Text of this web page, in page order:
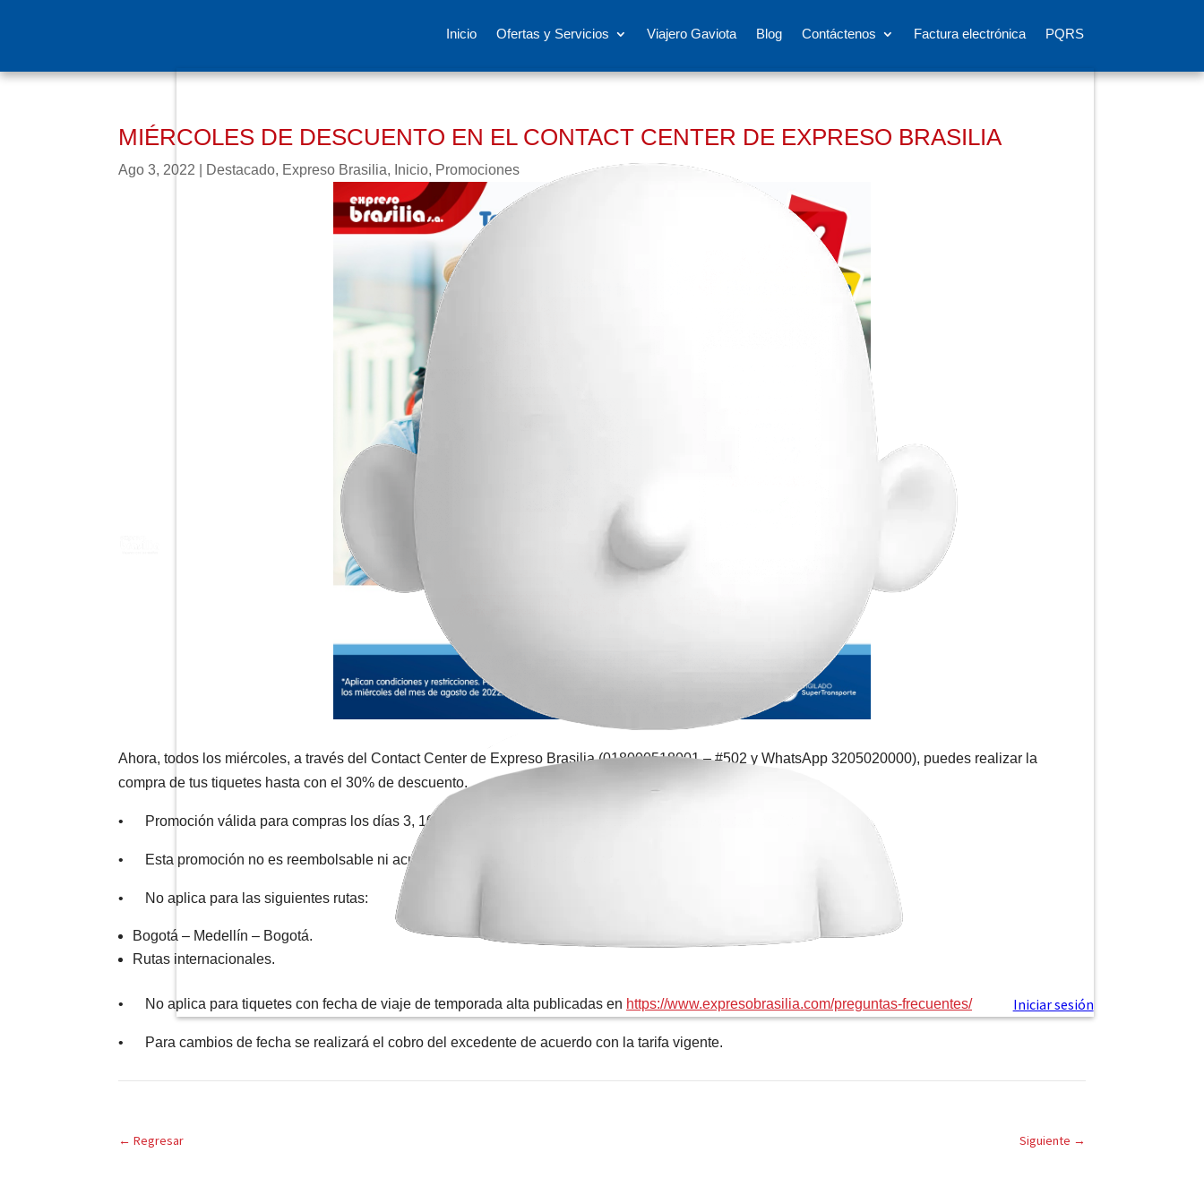
Inicio Ofertas y Servicios Viajero Gaviota Blog Contáctenos Factura electrónica PQRS
MIÉRCOLES DE DESCUENTO EN EL CONTACT CENTER DE EXPRESO BRASILIA
Ago 3, 2022 Destacado, Expreso Brasilia, Inicio, Promociones
Ahora, todos los miércoles, a través del Contact Center de Expreso Brasilia (018000518001 – #502 y WhatsApp 3205020000), puedes realizar la
compra de tus tiquetes hasta con el 30% de descuento.
• Promoción válida para compras los días 3, 10, 17, 24, 31 de Agosto, 7, 14,21 y 28 de septiembre de 2022
• Esta promoción no es reembolsable ni acumulable con otras promociones.
• No aplica para las siguientes rutas:
Bogotá – Medellín – Bogotá.
Rutas internacionales.
• No aplica para tiquetes con fecha de viaje de temporada alta publicadas en https://www.expresobrasilia.com/preguntas-frecuentes/
• Para cambios de fecha se realizará el cobro del excedente de acuerdo con la tarifa vigente.
← Regresar Siguiente →